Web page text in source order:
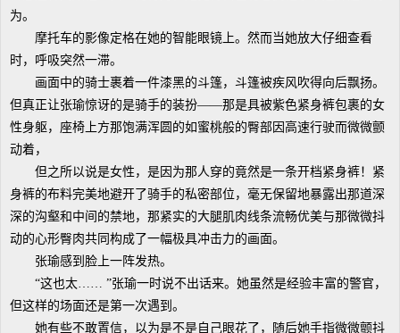
为。
摩托车的影像定格在她的智能眼镜上。然而当她放大仔细查看
时，呼吸突然一滞。
画面中的骑士裹着一件漆黑的斗篷，斗篷被疾风吹得向后飘扬。
但真正让张瑜惊讶的是骑手的装扮——那是具被紫色紧身裤包裹的女
性身躯，座椅上方那饱满浑圆的如蜜桃般的臀部因高速行驶而微微颤
动着，
但之所以说是女性，是因为那人穿的竟然是一条开档紧身裤！紧
身裤的布料完美地避开了骑手的私密部位，毫无保留地暴露出那道深
深的沟壑和中间的禁地，那紧实的大腿肌肉线条流畅优美与那微微抖
动的心形臀肉共同构成了一幅极具冲击力的画面。
张瑜感到脸上一阵发热。
“这也太…… ”张瑜一时说不出话来。她虽然是经验丰富的警官，
但这样的场面还是第一次遇到。
她有些不敢置信，以为是不是自己眼花了，随后她手指微微颤抖